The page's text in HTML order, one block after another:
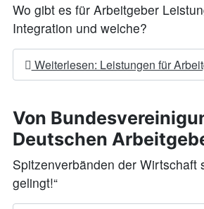
Wo gibt es für Arbeitgeber
Integration und welche?
Weiterlesen: Leistungen für
Von
Deutschen
Spitzenverbänden der Wirtschaft
gelingt!“